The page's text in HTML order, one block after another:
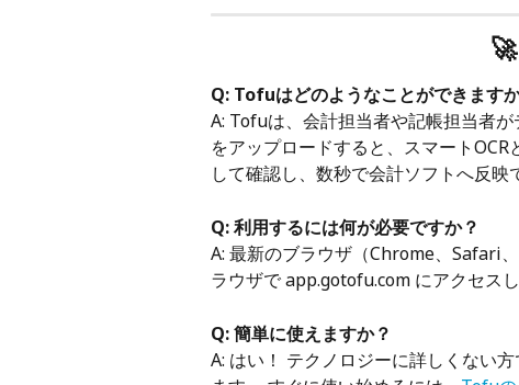
Q: Tofuはどのようなことができます
A: Tofuは、会計担当者や記帳担当者
をアップロードすると、スマート
して確認し、数秒で会計ソフトへ反映
Q: 利用するには何が必要ですか？
A: 最新のブラウザ（Chrome、Safari
ラウザで app.gotofu.com にアクセス
Q: 簡単に使えますか？
A: はい！ テクノロジーに詳しくない